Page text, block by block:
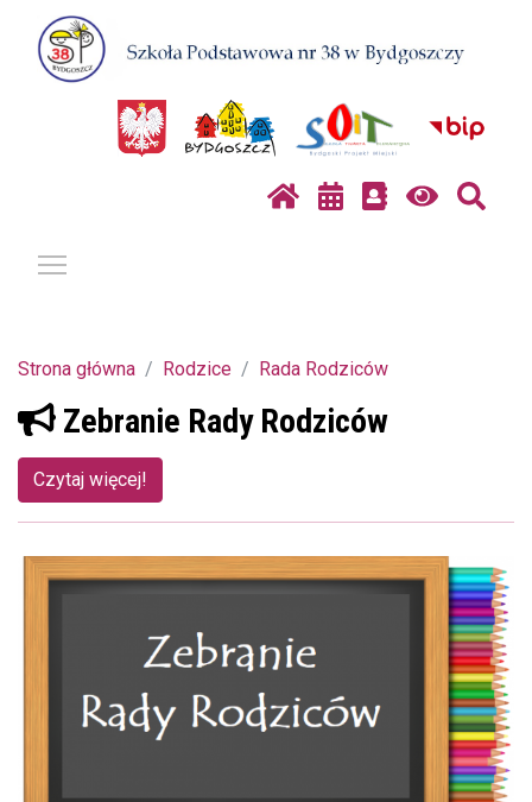
Strona główna Rodzice Rada Rodziców
Zebranie Rady Rodziców
Czytaj więcej!